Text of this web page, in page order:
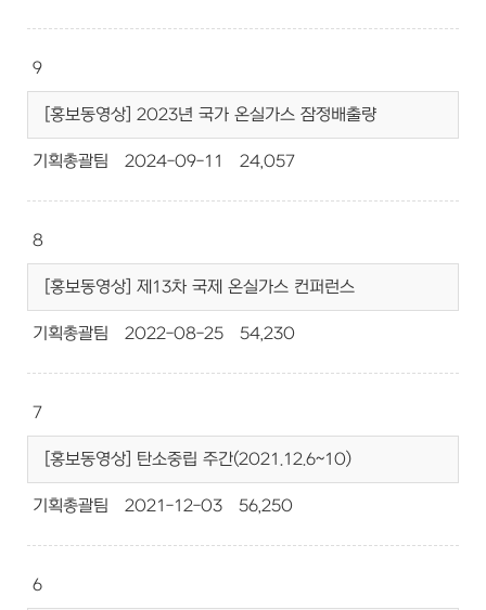
9
[홍보동영상] 2023년 국가 온실가스 잠정배출량
기획총괄팀 2024-09-11 24,057
8
[홍보동영상] 제13차 국제 온실가스 컨퍼런스
기획총괄팀 2022-08-25 54,230
7
[홍보동영상] 탄소중립 주간(2021.12.6~10)
기획총괄팀 2021-12-03 56,250
6